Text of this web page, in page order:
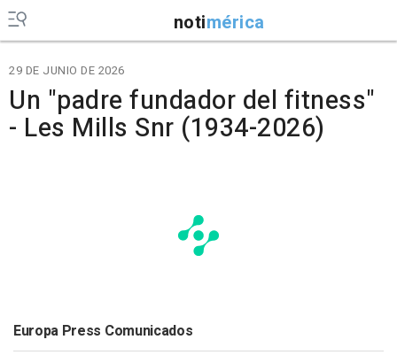
notimérica
29 DE JUNIO DE 2026
Un "padre fundador del fitness"
- Les Mills Snr (1934-2026)
Europa Press Comunicados